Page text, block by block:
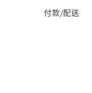
付款/配送